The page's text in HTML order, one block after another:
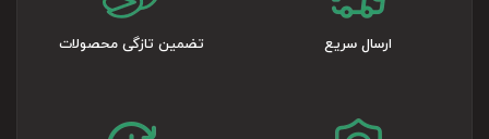
ارسال سریع تضمین تازگی محصولات